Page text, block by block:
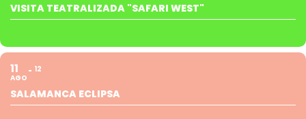
VISITA TEATRALIZADA "SAFARI WEST"
11
AGO
12
SALAMANCA ECLIPSA